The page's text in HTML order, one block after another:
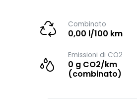
Combinato
0,00 l/100 km
Emissioni di CO2
0 g CO2/km
(combinato)